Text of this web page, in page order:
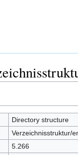
Directory structure
Verzeichnisstruktur/
5.266